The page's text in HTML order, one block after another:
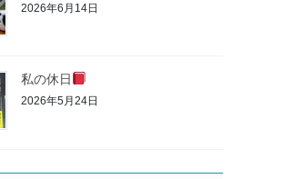
2026年6月14日
私の休日
2026年5月24日